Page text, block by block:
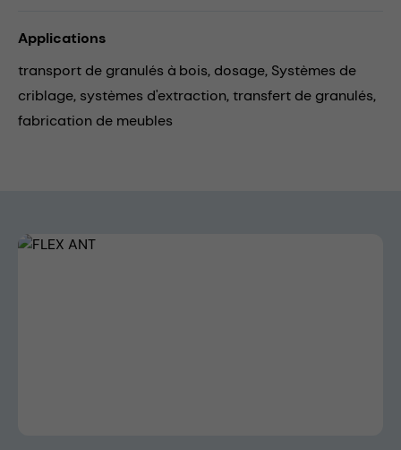
Applications
transport de granulés à bois, dosage, Systèmes de
criblage, systèmes d'extraction,transfert de granulés,
fabrication de meubles
Skip image gallery